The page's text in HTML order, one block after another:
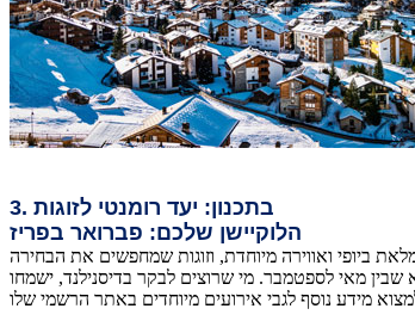
3. בתכנון: יעד רומנטי לזוגות
הלוקיישן שלכם: פברואר בפריז
ביופי ואווירה מיוחדת, וזוגות שמחפשים את הבחירה
מאי לספטמבר. מי שרוצים לבקר בדיסנילנד, ישמחו